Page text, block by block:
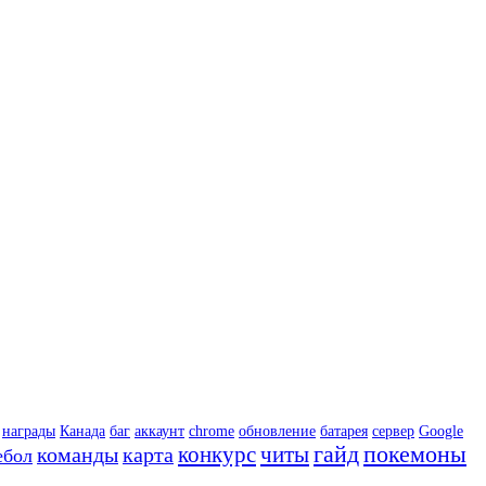
награды Канада баг аккаунт chrome обновление батарея сервер Google
командыкарта конкурсчитыгайдпокемоны